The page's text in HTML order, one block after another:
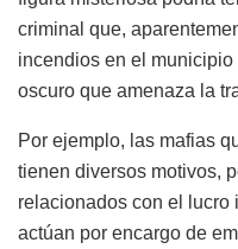
criminal que,
incendios en el municipio
oscuro que amenaza la
Por ejemplo, las mafias
tienen diversos motivos,
relacionados con el lucro
actúan por encargo de